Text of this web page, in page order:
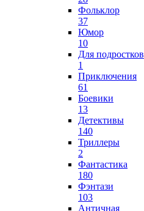
Фольклор
37
Юмор
10
Для подростков
1
Приключения
61
Боевики
13
Детективы
140
Триллеры
2
Фантастика
180
Фэнтази
103
Античная